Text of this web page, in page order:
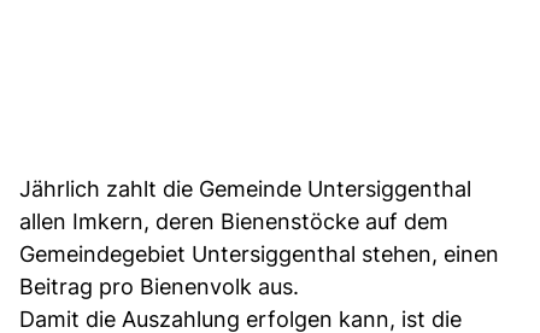
Jährlich zahlt die Gemeinde Untersiggenthal
allen Imkern, deren Bienenstöcke auf dem
Gemeindegebiet Untersiggenthal stehen, einen
Beitrag pro Bienenvolk aus.
Damit die Auszahlung erfolgen kann, ist die